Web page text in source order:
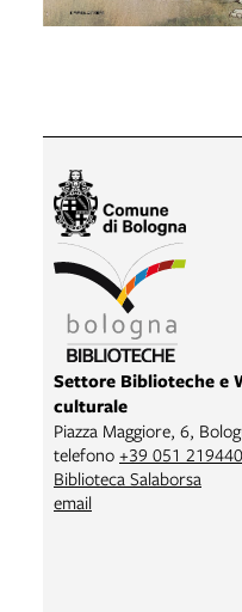
Settore Biblioteche e
culturale
Piazza Maggiore, 6,
telefono +39 051
Biblioteca Salaborsa
email